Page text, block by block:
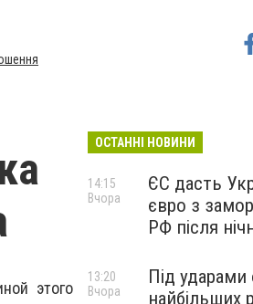
этого
ОСТАННІ НОВИНИ
ЄС дасть
євро з
РФ після
14:15
Вчора
Під ударами
найбільших
13:20
Вчора